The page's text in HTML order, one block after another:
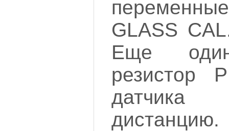
GLASS
Еще
резистор
датчика
дистанцию.